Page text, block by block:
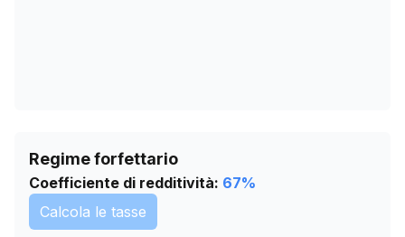
Regime forfettario
Coefficiente di redditività: 67%
Calcola le tasse